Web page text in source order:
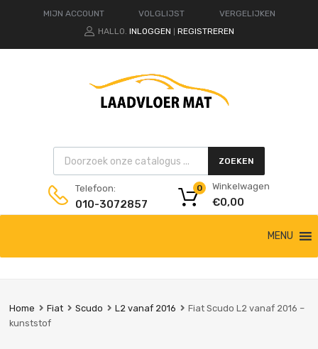
MIJN ACCOUNT VOLGLIJST
VERGELIJKEN
HALLO. INLOGGEN REGISTREREN
Products search ZOEKEN
Telefoon:
010-3072857
Winkelwagen
€0,00
0
de
MENU
Home Fiat Scudo L2 vanaf 2016
Fiat Scudo L2 vanaf 2016 –
kunststof